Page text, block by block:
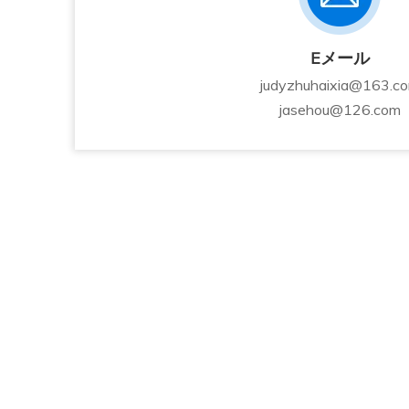
Eメール
jasehou@126.com